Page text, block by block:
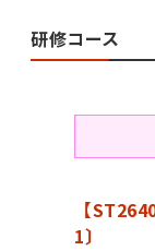
研修コース
【
1〕